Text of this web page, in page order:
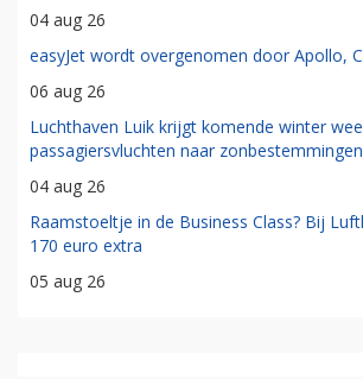
04 aug 26
easyJet wordt overgenomen door Apollo,
06 aug 26
Luchthaven Luik krijgt komende winter
passagiersvluchten naar zonbestemmingen
04 aug 26
Raamstoeltje in de Business Class? Bij
170 euro extra
05 aug 26